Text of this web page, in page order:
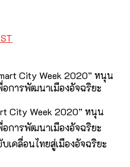
City Week 2020” หนุน
การพัฒนาเมืองอัจฉริยะ
เคลื่อนไทยสู่เมืองอัจฉริยะ